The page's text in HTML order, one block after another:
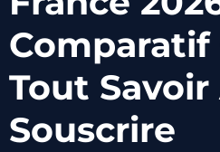
Comparatif
Tout
Souscrire